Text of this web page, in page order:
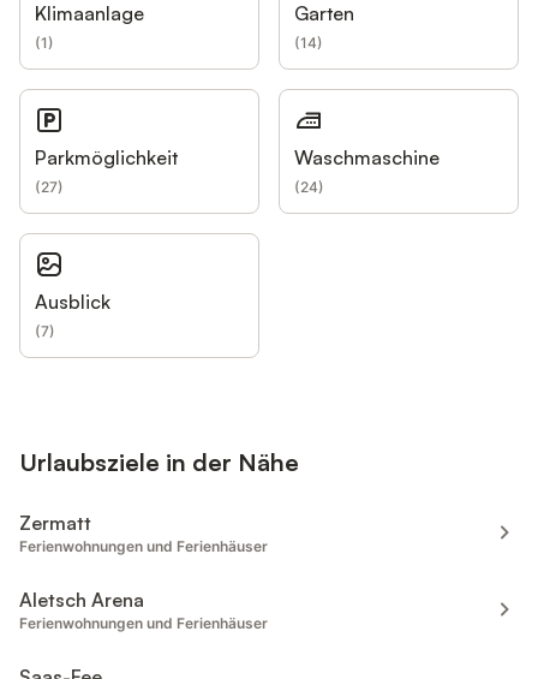
Klimaanlage
(1)
Garten
(14)
Parkmöglichkeit
(27)
Waschmaschine
(24)
Ausblick
(7)
Urlaubsziele in der Nähe
Zermatt
Ferienwohnungen und Ferienhäuser
Aletsch Arena
Ferienwohnungen und Ferienhäuser